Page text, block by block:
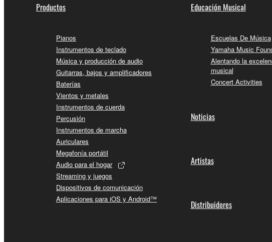
Productos
Pianos
Instrumentos de teclado
Música y producción de audio
Guitarras, bajos y amplificadores
Baterías
Vientos y metales
Instrumentos de cuerda
Percusión
Instrumentos de marcha
Auriculares
Megafonía portátil
Audio para el hogar
Streaming y juegos
Dispositivos de comunicación
Aplicaciones para iOS y Android™
Educación Musical
Escuelas De Música
Yamaha Music
Alentando la
musical
Concert Activities
Noticias
Artistas
Distribuidores